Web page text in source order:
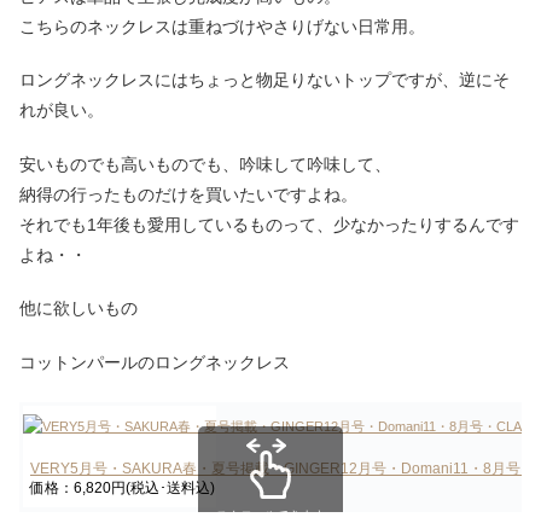
こちらのネックレスは重ねづけやさりげない日常用。
ロングネックレスにはちょっと物足りないトップですが、逆にそ
れが良い。
安いものでも高いものでも、吟味して吟味して、
納得の行ったものだけを買いたいですよね。
それでも1年後も愛用しているものって、少なかったりするんです
よね・・
他に欲しいもの
コットンパールのロングネックレス
VERY5月号・SAKURA春・夏号掲載・GINGER12月号・Domani11・8月号
価格：6,820円(税込･送料込)
スクロールできます